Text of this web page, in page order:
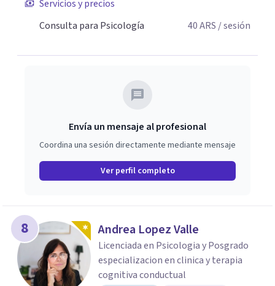
Servicios y precios
Consulta para Psicología
40ARS / sesión
Envía un mensaje al profesional
Coordina una sesión directamente mediante mensaje
Ver perfil completo
8 Andrea Lopez Valle
Licenciada en Psicologia y Posgrado
especializacion en clinica y terapia
cognitiva conductual